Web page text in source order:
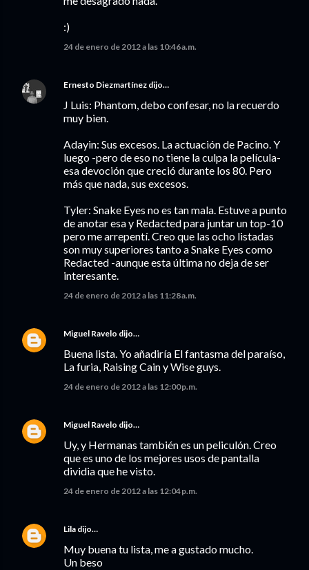
:)
24 de enero de 2012 a las 10:46 a.m.
Ernesto Diezmartínez dijo…
J Luis: Phantom, debo confesar, no la recuerdo
muy bien.
Adayin: Sus excesos. La actuación de Pacino. Y
luego -pero de eso no tiene la culpa la película-
esa devoción que creció durante los 80. Pero
más que nada, sus excesos.
Tyler: Snake Eyes no es tan mala. Estuve a punto
de anotar esa y Redacted para juntar un top-10
pero me arrepentí. Creo que las ocho listadas
son muy superiores tanto a Snake Eyes como
Redacted -aunque esta última no deja de ser
interesante.
24 de enero de 2012 a las 11:28 a.m.
Miguel Ravelo dijo…
Buena lista. Yo añadiría El fantasma del paraíso,
La furia, Raising Cain y Wise guys.
24 de enero de 2012 a las 12:00 p.m.
Miguel Ravelo dijo…
Uy, y Hermanas también es un peliculón. Creo
que es uno de los mejores usos de pantalla
dividia que he visto.
24 de enero de 2012 a las 12:04 p.m.
Lila dijo…
Muy buena tu lista, me a gustado mucho.
Un beso